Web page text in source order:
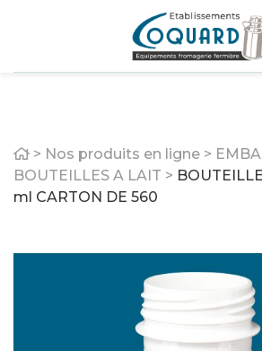
Home
> Nos produits en ligne >
BOUTEILLES A LAIT >
ml CARTON DE 560